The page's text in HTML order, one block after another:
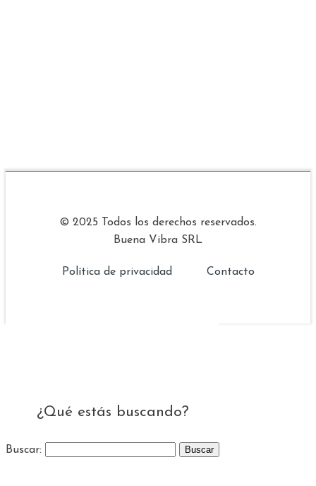
© 2025 Todos los derechos reservados.
Buena Vibra SRL
Política de privacidad Contacto
¿Qué estás buscando?
Buscar: